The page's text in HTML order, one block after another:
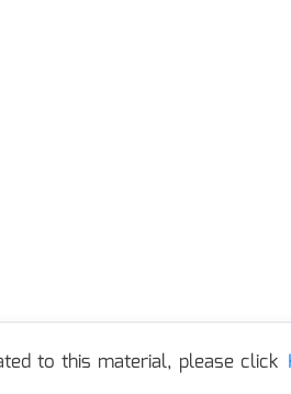
to this material, please click